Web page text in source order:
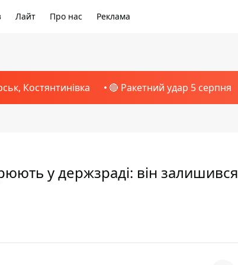
Лайт Про нас Реклама
Костянтинівка 🔴 Ракетний удар 5 серпня
у держзраді: він залишився